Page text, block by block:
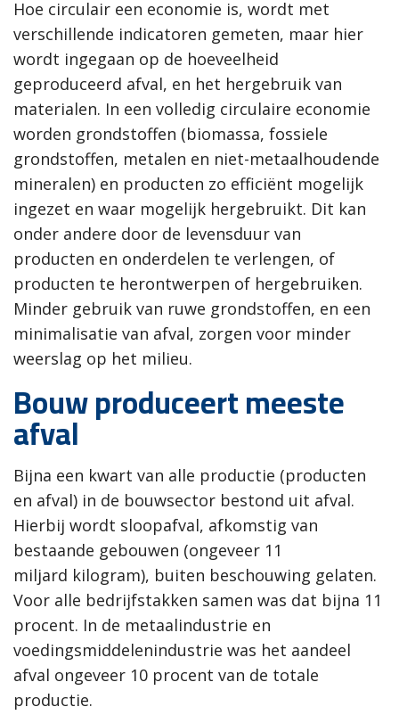
Hoe circulair een economie is, wordt met
verschillende indicatoren gemeten, maar hier
wordt ingegaan op de hoeveelheid
geproduceerd afval, en het hergebruik van
materialen. In een volledig circulaire economie
worden grondstoffen (biomassa, fossiele
grondstoffen, metalen en niet-metaalhoudende
mineralen) en producten zo efficiënt mogelijk
ingezet en waar mogelijk hergebruikt. Dit kan
onder andere door de levensduur van
producten en onderdelen te verlengen, of
producten te herontwerpen of hergebruiken.
Minder gebruik van ruwe grondstoffen, en een
minimalisatie van afval, zorgen voor minder
weerslag op het milieu.
Bouw produceert meeste
afval
Bijna een kwart van alle productie (producten
en afval) in de bouwsector bestond uit afval.
Hierbij wordt sloopafval, afkomstig van
bestaande gebouwen (ongeveer 11
miljard kilogram), buiten beschouwing gelaten.
Voor alle bedrijfstakken samen was dat bijna 11
procent. In de metaalindustrie en
voedingsmiddelenindustrie was het aandeel
afval ongeveer 10 procent van de totale
productie.